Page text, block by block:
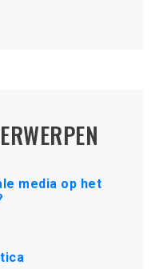
media op het